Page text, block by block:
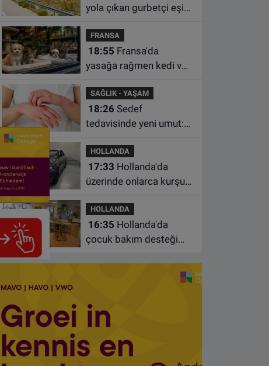
yola çıkan gurbetçi eşini
istasyonunda unuttu
FRANSA
18:55
yasağa rağmen kedi ve
shoplara hayvan başına
1.500 euro ceza
SAĞLIK - YAŞAM
18:26
tedavisinde yeni umut:
iyileşmediği bulundu
HOLLANDA
17:33
üzerinde onlarca kurşun
euroya satışa çıktı
HOLLANDA
16:35
çocuk bakım desteği
hâlâ ek ödeme yapıyor